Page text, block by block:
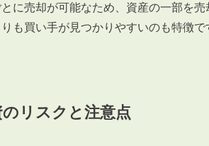
に売却が可能なため、資産の一部を
も買い手が見つかりやすいのも特徴で
リスクと注意点